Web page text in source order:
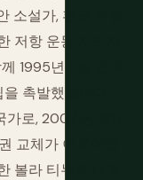
소설가, 환경 운동
저항 운동 지도자
1995년 11월 교수
촉발했습니다.
로, 2007년, 2011
교체가 이루어졌
볼라 티누부 대통